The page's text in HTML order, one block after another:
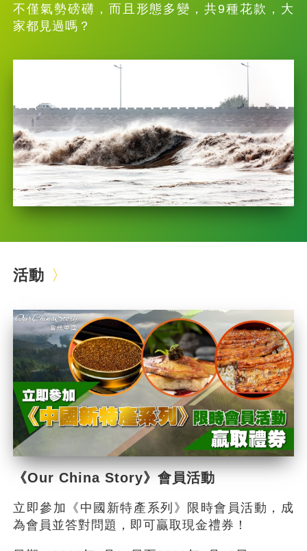
不僅氣勢磅礴，而且形態多變，共9種花款，大
家都見過嗎？
活動
《Our China Story》會員活動
立即參加《中國新特產系列》限時會員活動，成
為會員並答對問題，即可贏取現金禮券！